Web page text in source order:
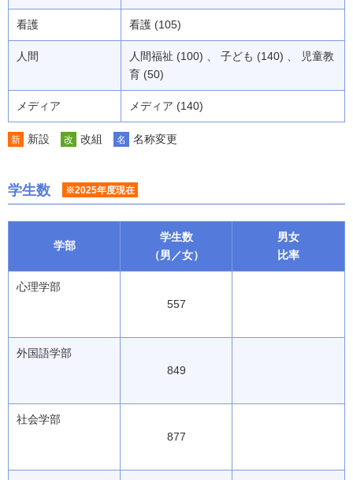
看護 看護 (105)
人間
人間福祉 (100) 、 子ども (140) 、 児童教
育 (50)
メディア メディア (140)
新 新設 改 改組 名 名称変更
学生数 ※2025年度現在
学部
学生数
（男／女）
男女
比率
心理学部
557
外国語学部
849
社会学部
877